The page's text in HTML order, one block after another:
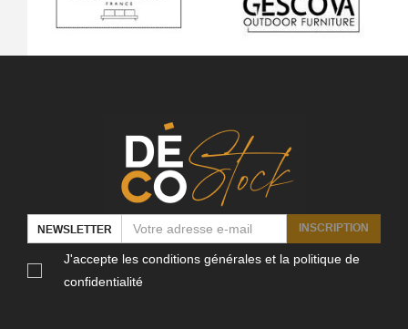
NEWSLETTER INSCRIPTION
J'accepte les conditions générales et la politique de
confidentialité